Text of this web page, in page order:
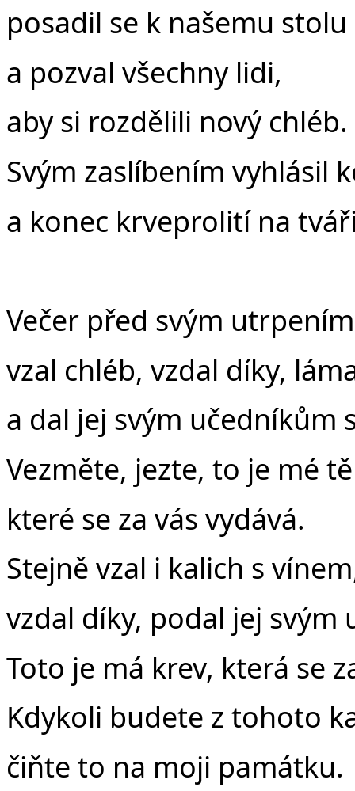
posadil se k našemu stolu
a pozval všechny lidi,
aby si rozdělili nový chléb.
Svým zaslíbením vyhlásil
a konec krveprolití na
Večer před svým utrpením
vzal chléb, vzdal díky,
a dal jej svým učedníkům
Vezměte, jezte, to je mé
které se za vás vydává.
Stejně vzal i kalich s
vzdal díky, podal jej svým
Toto je má krev, která se
Kdykoli budete z tohoto
čiňte to na moji památku.